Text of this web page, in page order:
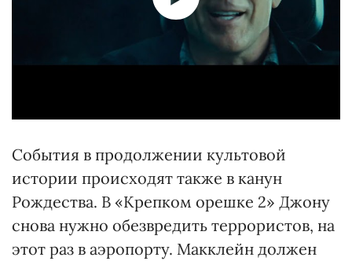
События в продолжении культовой
истории происходят также в канун
Рождества. В «Крепком орешке 2» Джону
снова нужно обезвредить террористов, на
этот раз в аэропорту. Макклейн должен